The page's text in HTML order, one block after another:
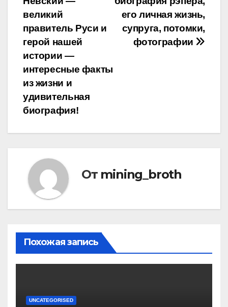
по
записям
его личная жизнь,
супруга, потомки,
фотографии
великий
правитель Руси и
герой нашей
истории —
интересные факты
из жизни и
удивительная
биография!
От mining_broth
Похожая запись
UNCATEGORISED